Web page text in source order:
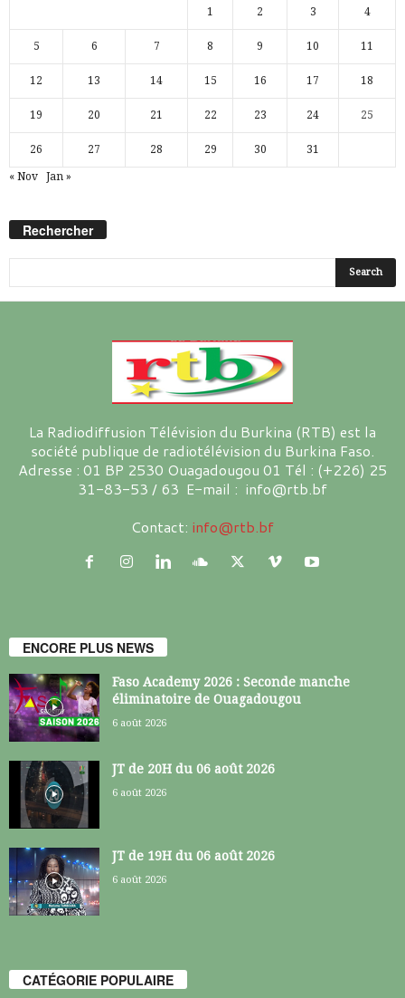
1 2 3 4
5 6 7 8 9 10 11
12 13 14 15 16 17 18
19 20 21 22 23 24 25
26 27 28 29 30 31
« Nov Jan »
Rechercher
La Radiodiffusion Télévision du Burkina (RTB) est la
société publique de radiotélévision du Burkina Faso.
Adresse : 01 BP 2530 Ouagadougou 01 Tél : (+226) 25
31-83-53 / 63 E-mail : info@rtb.bf
Contact: info@rtb.bf
ENCORE PLUS NEWS
Faso Academy 2026 : Seconde manche
éliminatoire de Ouagadougou
6 août 2026
JT de 20H du 06 août 2026
6 août 2026
JT de 19H du 06 août 2026
6 août 2026
CATÉGORIE POPULAIRE